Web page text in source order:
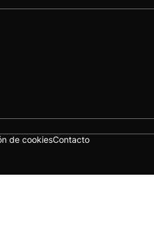
de cookiesContacto